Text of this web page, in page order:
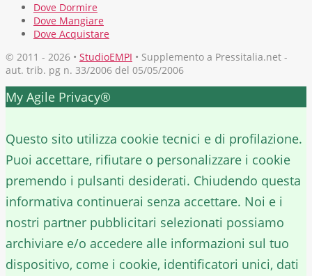
Dove Dormire
Dove Mangiare
Dove Acquistare
© 2011 - 2026 • StudioEMPI • Supplemento a Pressitalia.net -
aut. trib. pg n. 33/2006 del 05/05/2006
My Agile Privacy®
Questo sito utilizza cookie tecnici e di profilazione.
Puoi accettare, rifiutare o personalizzare i cookie
premendo i pulsanti desiderati. Chiudendo questa
informativa continuerai senza accettare. Noi e i
nostri partner pubblicitari selezionati possiamo
archiviare e/o accedere alle informazioni sul tuo
dispositivo, come i cookie, identificatori unici, dati